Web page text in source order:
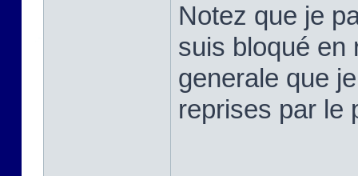
Notez que je
suis bloqué en
generale que
reprises par le